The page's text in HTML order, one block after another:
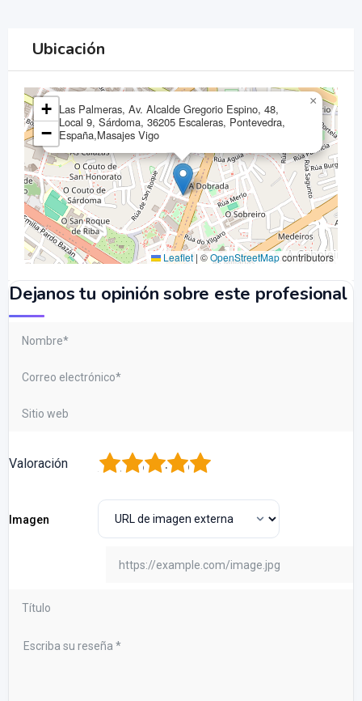
Ubicación
Las Palmeras, Av. Alcalde Gregorio Espino, 48,
Local 9, Sárdoma, 36205 Escaleras, Pontevedra,
España,Masajes Vigo
×
+
−
Leaflet | ©OpenStreetMapcontributors
Dejanos tu opinión sobre este profesional
Valoración 5
4
3
2
Imagen